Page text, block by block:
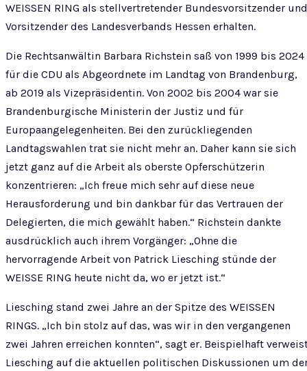
WEISSEN RING als stellvertretender Bundesvorsitzender und
Vorsitzender des Landesverbands Hessen erhalten.
Die Rechtsanwältin Barbara Richstein saß von 1999 bis 2024
für die CDU als Abgeordnete im Landtag von Brandenburg,
ab 2019 als Vizepräsidentin. Von 2002 bis 2004 war sie
Brandenburgische Ministerin der Justiz und für
Europaangelegenheiten. Bei den zurückliegenden
Landtagswahlen trat sie nicht mehr an. Daher kann sie sich
jetzt ganz auf die Arbeit als oberste Opferschützerin
konzentrieren: „Ich freue mich sehr auf diese neue
Herausforderung und bin dankbar für das Vertrauen der
Delegierten, die mich gewählt haben.“ Richstein dankte
ausdrücklich auch ihrem Vorgänger: „Ohne die
hervorragende Arbeit von Patrick Liesching stünde der
WEISSE RING heute nicht da, wo er jetzt ist.“
Liesching stand zwei Jahre an der Spitze des WEISSEN
RINGS. „Ich bin stolz auf das, was wir in den vergangenen
zwei Jahren erreichen konnten“, sagt er. Beispielhaft
Liesching auf die aktuellen politischen Diskussionen um